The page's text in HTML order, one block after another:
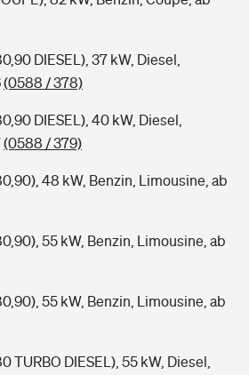
DIESEL), 37 kW, Diesel,
(0588 / 378)
DIESEL), 40 kW, Diesel,
(0588 / 379)
48 kW, Benzin, Limousine, ab
55 kW, Benzin, Limousine, ab
55 kW, Benzin, Limousine, ab
TURBO DIESEL), 55 kW, Diesel,